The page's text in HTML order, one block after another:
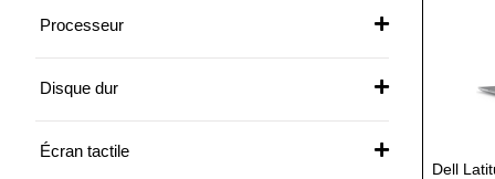
/2
Processeur
Disque dur
Écran tactile
Dell